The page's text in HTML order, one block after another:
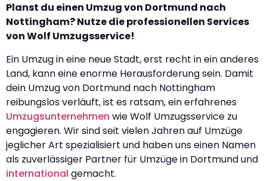
Planst du einen Umzug von Dortmund nach
Nottingham? Nutze die professionellen Services
von Wolf Umzugsservice!
Ein Umzug in eine neue Stadt, erst recht in ein anderes
Land, kann eine enorme Herausforderung sein. Damit
dein Umzug von Dortmund nach Nottingham
reibungslos verläuft, ist es ratsam, ein erfahrenes
Umzugsunternehmen wie Wolf Umzugsservice zu
engagieren. Wir sind seit vielen Jahren auf Umzüge
jeglicher Art spezialisiert und haben uns einen Namen
als zuverlässiger Partner für Umzüge in Dortmund und
international gemacht.